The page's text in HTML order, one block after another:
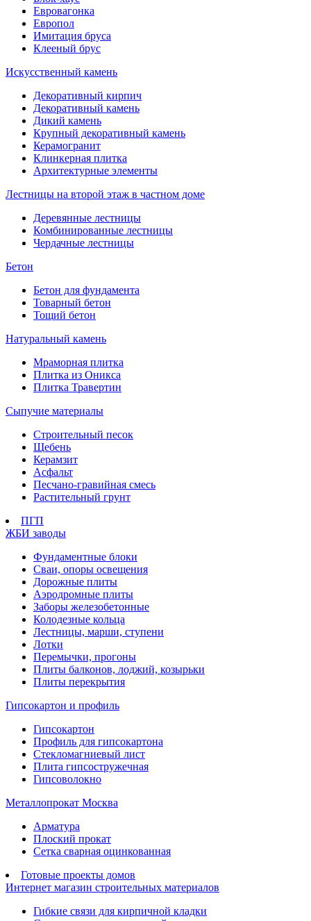
Евровагонка
Европол
Имитация бруса
Клееный брус
Искусственный камень
Декоративный кирпич
Декоративный камень
Дикий камень
Крупный декоративный камень
Керамогранит
Клинкерная плитка
Архитектурные элементы
Лестницы на второй этаж в частном доме
Деревянные лестницы
Комбинированные лестницы
Чердачные лестницы
Бетон
Бетон для фундамента
Товарный бетон
Тощий бетон
Натуральный камень
Мраморная плитка
Плитка из Оникса
Плитка Травертин
Сыпучие материалы
Строительный песок
Щебень
Керамзит
Асфальт
Песчано-гравийная смесь
Растительный грунт
ПГП
ЖБИ заводы
Фундаментные блоки
Сваи, опоры освещения
Дорожные плиты
Аэродромные плиты
Заборы железобетонные
Колодезные кольца
Лестницы, марши, ступени
Лотки
Перемычки, прогоны
Плиты балконов, лоджий, козырьки
Плиты перекрытия
Гипсокартон и профиль
Гипсокартон
Профиль для гипсокартона
Стекломагниевый лист
Плита гипсостружечная
Гипсоволокно
Металлопрокат Москва
Арматура
Плоский прокат
Сетка сварная оцинкованная
Готовые проекты домов
Интернет магазин строительных материалов
Гибкие связи для кирпичной кладки